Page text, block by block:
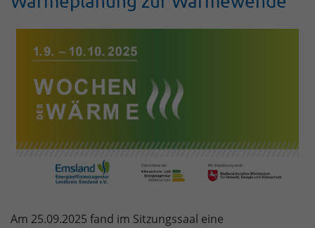
Am 25.09.2025 fand im Sitzungssaal eine